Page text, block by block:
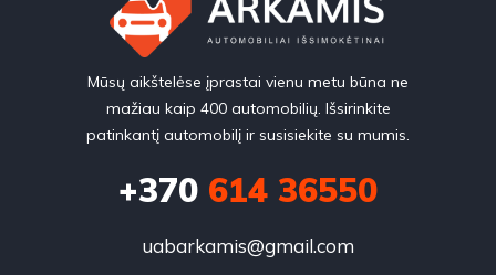
Mūsų aikštelėse įprastai vienu metu būna ne
mažiau kaip 400 automobilių. Išsirinkite
patinkantį automobilį ir susisiekite su mumis.
+370 614 36550
uabarkamis@gmail.com